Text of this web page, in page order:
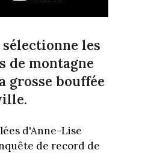
les
de montagne
grosse bouffée
d'Anne-Lise
de record de